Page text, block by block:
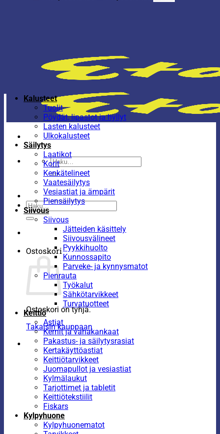
Etsi:
Etsi:
Ostoskori
Ostoskori on tyhjä.
Takaisin kauppaan
Kalusteet
Tuolit
Pöydät, lipastot ja hyllyt
Lasten kalusteet
Ulkokalusteet
Säilytys
Laatikot
Korit
Kenkätelineet
Vaatesäilytys
Vesiastiat ja ämpärit
Piensäilytys
Siivous
Siivous
Jätteiden käsittely
Siivousvälineet
Pyykkihuolto
Kunnossapito
Parveke- ja kynnysmatot
Pienrauta
Työkalut
Sähkötarvikkeet
Turvatuotteet
Keittiö
Astiat
Kernit ja vahakankaat
Pakastus- ja säilytysrasiat
Kertakäyttöastiat
Keittiötarvikkeet
Juomapullot ja vesiastiat
Kylmälaukut
Tarjottimet ja tabletit
Keittiötekstiilit
Fiskars
Kylpyhuone
Kylpyhuonematot